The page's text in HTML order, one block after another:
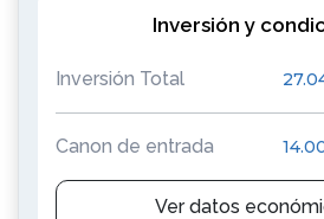
Inversión y
Inversión Total
Canon de entrada
Ver datos